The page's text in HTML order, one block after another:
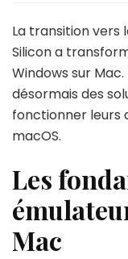
La transition vers
Silicon a
Windows sur
désormais des
fonctionner leurs
macOS.
Les
Mac